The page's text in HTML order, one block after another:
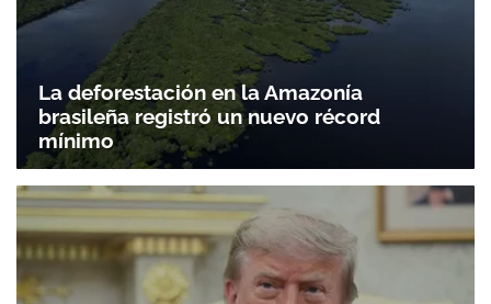
La deforestación en la Amazonía
brasileña registró un nuevo récord
mínimo